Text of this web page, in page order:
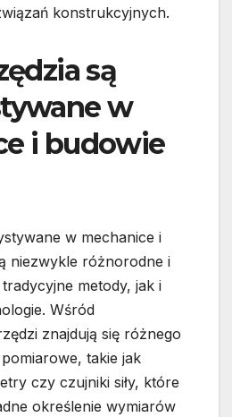
konstrukcyjnych.
są
w
i budowie
w mechanice i
niezwykle różnorodne i
metody, jak i
Wśród
znajdują się różnego
takie jak
czy czujniki siły, które
określenie wymiarów